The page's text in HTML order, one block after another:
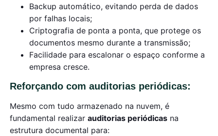
Backup automático, evitando perda de dados
por falhas locais;
Criptografia de ponta a ponta, que protege os
documentos mesmo durante a transmissão;
Facilidade para escalonar o espaço conforme a
empresa cresce.
Reforçando com auditorias periódicas:
Mesmo com tudo armazenado na nuvem, é
fundamental realizar auditorias periódicas na
estrutura documental para: